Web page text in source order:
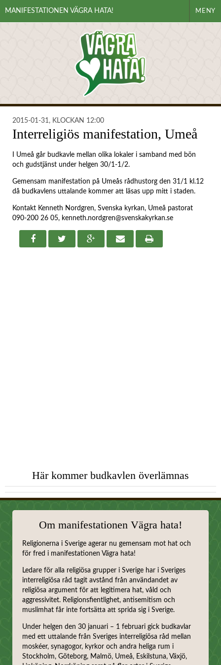
MANIFESTATIONEN VÄGRA HATA! MENY
2015-01-31, KLOCKAN 12:00
Interreligiös manifestation, Umeå
I Umeå går budkavle mellan olika lokaler i samband med bön
och gudstjänst under helgen 30/1-1/2.
Gemensam manifestation på Umeås rådhustorg den 31/1 kl.12
då budkavlens uttalande kommer att läsas upp mitt i staden.
Kontakt Kenneth Nordgren, Svenska kyrkan, Umeå pastorat
090-200 26 05, kenneth.nordgren@svenskakyrkan.se
Här kommer budkavlen överlämnas
Om manifestationen Vägra hata!
Religionerna i Sverige agerar nu gemensam mot hat och
för fred i manifestationen Vägra hata!
Ledare för alla religiösa grupper i Sverige har i Sveriges
interreligiösa råd tagit avstånd från användandet av
religiösa argument för att legitimera hat, våld och
aggressivitet. Religionsfientlighet, antisemitism och
muslimhat får inte fortsätta att sprida sig i Sverige.
Under helgen den 30 januari – 1 februari gick budkavlar
med ett uttalande från Sveriges interreligiösa råd mellan
moskéer, synagogor, kyrkor och andra heliga rum i
Stockholm, Göteborg, Malmö, Umeå, Eskilstuna, Växjö,